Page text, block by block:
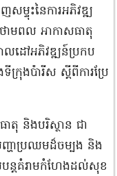
សម្ទុះនៃការអភិវឌ្ឍ
ាមពល អាកាសធាតុ
លដៅអភិវឌ្ឍន៍ប្រកប
រុងប៉ារីស ស្ដីពីការប្រែ
ាតុ និងបរិស្ថាន ជា
ញ្ហាប្រឈមដ៏ចម្បង និង
ន្តគំរាមកំហែងដល់សុខ